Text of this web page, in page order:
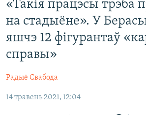
галоўнага
зьместу
да
галоўнай
Перайсьці
ВАЙНА
ТОЛЬКІ НА СВАБОДЗЕ
КНІГІ
FACEBOOK
САЧЫЦЕ ЗА АБНАЎЛЕНЬНЯМІ
«Такія працэсы трэба
на стадыёне». У
яшчэ 12 фігурантаў
справы»
Радыё Свабода
14 травень 2021, 12:04